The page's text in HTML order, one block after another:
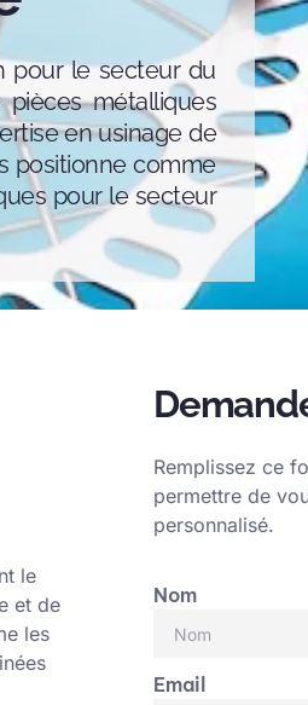
pour le secteur du
métalliques
en usinage de
positionne comme
pour le secteur
le
et de
les
Remplissez ce
permettre de
personnalisé.
Nom
Email